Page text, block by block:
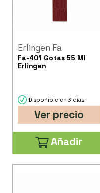
Erlingen Fa
Fa-401 Gotas 55 Ml
Erlingen
Disponible en 3 días
Ver precio
Añadir